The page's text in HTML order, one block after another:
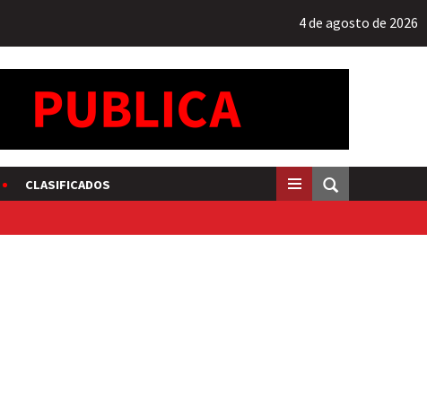
4 de agosto de 2026
CLASIFICADOS